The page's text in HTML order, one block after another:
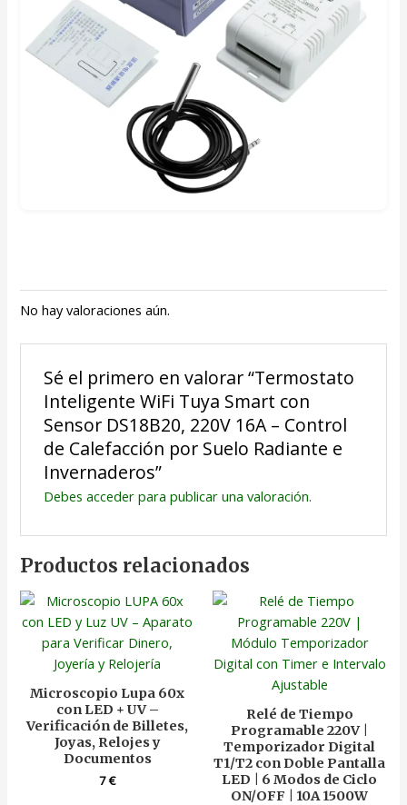
No hay valoraciones aún.
Sé el primero en valorar “Termostato
Inteligente WiFi Tuya Smart con
Sensor DS18B20, 220V 16A – Control
de Calefacción por Suelo Radiante e
Invernaderos”
Debes accederpara publicar una valoración.
Productos relacionados
Microscopio Lupa 60x
con LED + UV –
Verificación de Billetes,
Joyas, Relojes y
Documentos
7€
Relé de Tiempo
Programable 220V |
Temporizador Digital
T1/T2 con Doble Pantalla
LED | 6 Modos de Ciclo
ON/OFF | 10A 1500W